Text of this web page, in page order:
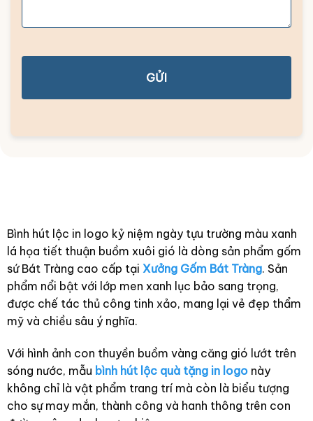
GỬI
Bình hút lộc in logo kỷ niệm ngày tựu trường màu xanh
lá họa tiết thuận buồm xuôi gió là dòng sản phẩm gốm
sứ Bát Tràng cao cấp tại Xưởng Gốm Bát Tràng. Sản
phẩm nổi bật với lớp men xanh lục bảo sang trọng,
được chế tác thủ công tinh xảo, mang lại vẻ đẹp thẩm
mỹ và chiều sâu ý nghĩa.
Với hình ảnh con thuyền buồm vàng căng gió lướt trên
sóng nước, mẫu bình hút lộc quà tặng in logonày
không chỉ là vật phẩm trang trí mà còn là biểu tượng
cho sự may mắn, thành công và hanh thông trên con